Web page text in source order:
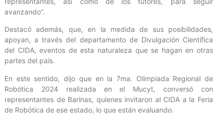
avanzando”.
Destacó además, que, en la medida de sus posibilidades,
apoyan, a través del departamento de Divulgación Científica
del CIDA, eventos de esta naturaleza que se hagan en otras
partes del país.
En este sentido, dijo que en la 7ma. Olimpiada Regional de
Robótica 2024 realizada en el Mucyt, conversó con
representantes de Barinas, quienes invitaron al CIDA a la Feria
de Robótica de ese estado, lo que están evaluando.